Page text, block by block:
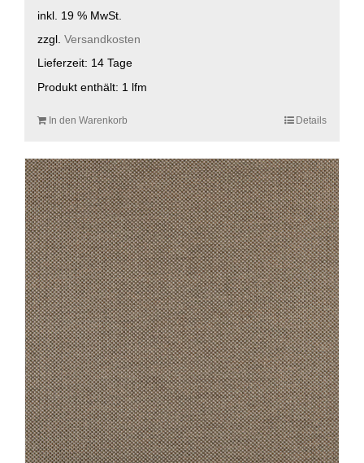
inkl. 19 % MwSt.
zzgl. Versandkosten
Lieferzeit: 14 Tage
Produkt enthält: 1 lfm
In den Warenkorb Details